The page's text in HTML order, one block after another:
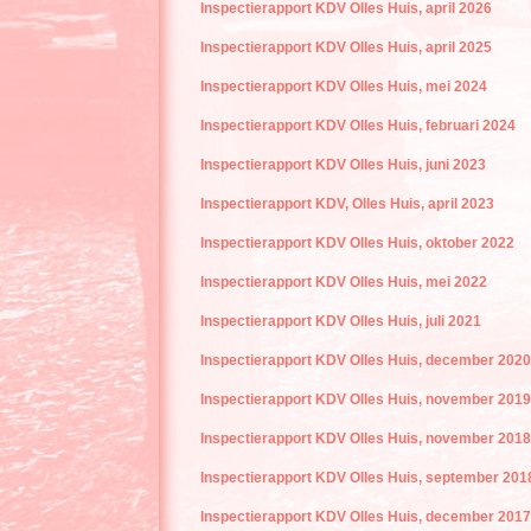
Inspectierapport KDV Olles Huis, april 2026
Inspectierapport KDV Olles Huis, april 2025
Inspectierapport KDV Olles Huis, mei 2024
Inspectierapport KDV Olles Huis, februari 2024
Inspectierapport KDV Olles Huis, juni 2023
Inspectierapport KDV, Olles Huis, april 2023
Inspectierapport KDV Olles Huis, oktober 2022
Inspectierapport KDV Olles Huis, mei 2022
Inspectierapport KDV Olles Huis, juli 2021
Inspectierapport KDV Olles Huis, december 2020
Inspectierapport KDV Olles Huis, november 2019
Inspectierapport KDV Olles Huis, november 2018
Inspectierapport KDV Olles Huis, september
Inspectierapport KDV Olles Huis, december 2017